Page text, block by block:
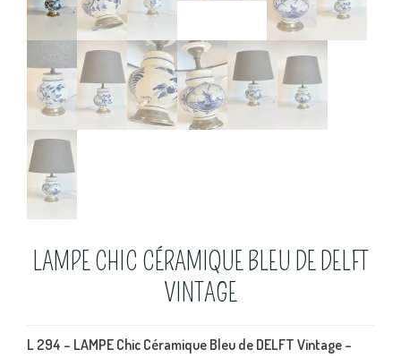
LAMPE CHIC CÉRAMIQUE BLEU DE DELFT
VINTAGE
L 294 – LAMPE Chic Céramique Bleu de DELFT Vintage –